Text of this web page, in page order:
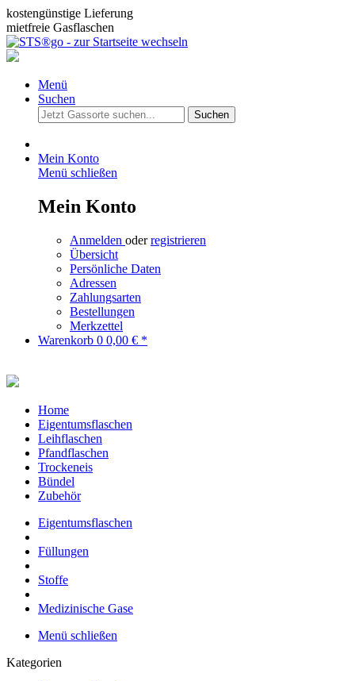
kostengünstige Lieferung
mietfreie Gasflaschen
Menü
Suchen
Suchen
Mein Konto
Menü schließen
Mein Konto
Anmelden oderregistrieren
Übersicht
Persönliche Daten
Adressen
Zahlungsarten
Bestellungen
Merkzettel
Warenkorb 0 0,00 € *
Home
Eigentumsflaschen
Leihflaschen
Pfandflaschen
Trockeneis
Bündel
Zubehör
Eigentumsflaschen
Füllungen
Stoffe
Medizinische Gase
Menü schließen
Kategorien